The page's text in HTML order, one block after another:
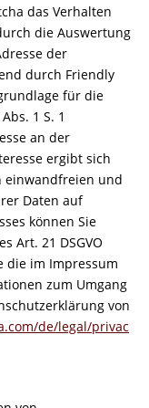
das Verhalten
die Auswertung
der
durch Friendly
für die
1 S. 1
an der
ergibt sich
einwandfreien und
Daten auf
können Sie
Art. 21 DSGVO
die im Impressum
zum Umgang
von
de/legal/privac